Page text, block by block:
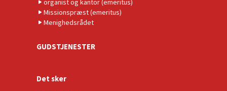
organist og kantor (emeritus)
Missionspræst (emeritus)
Menighedsrådet
GUDSTJENESTER
Det sker